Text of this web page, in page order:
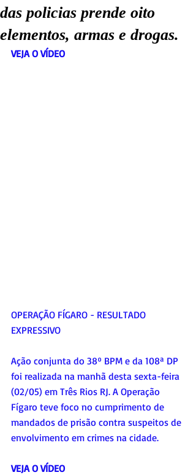
das policias prende oito
elementos, armas e drogas.
VEJA O VÍDEO
OPERAÇÃO FÍGARO - RESULTADO
EXPRESSIVO
Ação conjunta do 38º BPM e da 108ª DP
foi realizada na manhã desta sexta-feira
(02/05) em Três Rios RJ. A Operação
Fígaro teve foco no cumprimento de
mandados de prisão contra suspeitos de
envolvimento em crimes na cidade.
VEJA O VÍDEO